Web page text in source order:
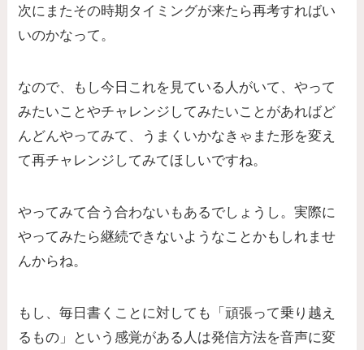
次にまたその時期タイミングが来たら再考すればい
いのかなって。
なので、もし今日これを見ている人がいて、やって
みたいことやチャレンジしてみたいことがあればど
んどんやってみて、うまくいかなきゃまた形を変え
て再チャレンジしてみてほしいですね。
やってみて合う合わないもあるでしょうし。実際に
やってみたら継続できないようなことかもしれませ
んからね。
もし、毎日書くことに対しても「頑張って乗り越え
るもの」という感覚がある人は発信方法を音声に変